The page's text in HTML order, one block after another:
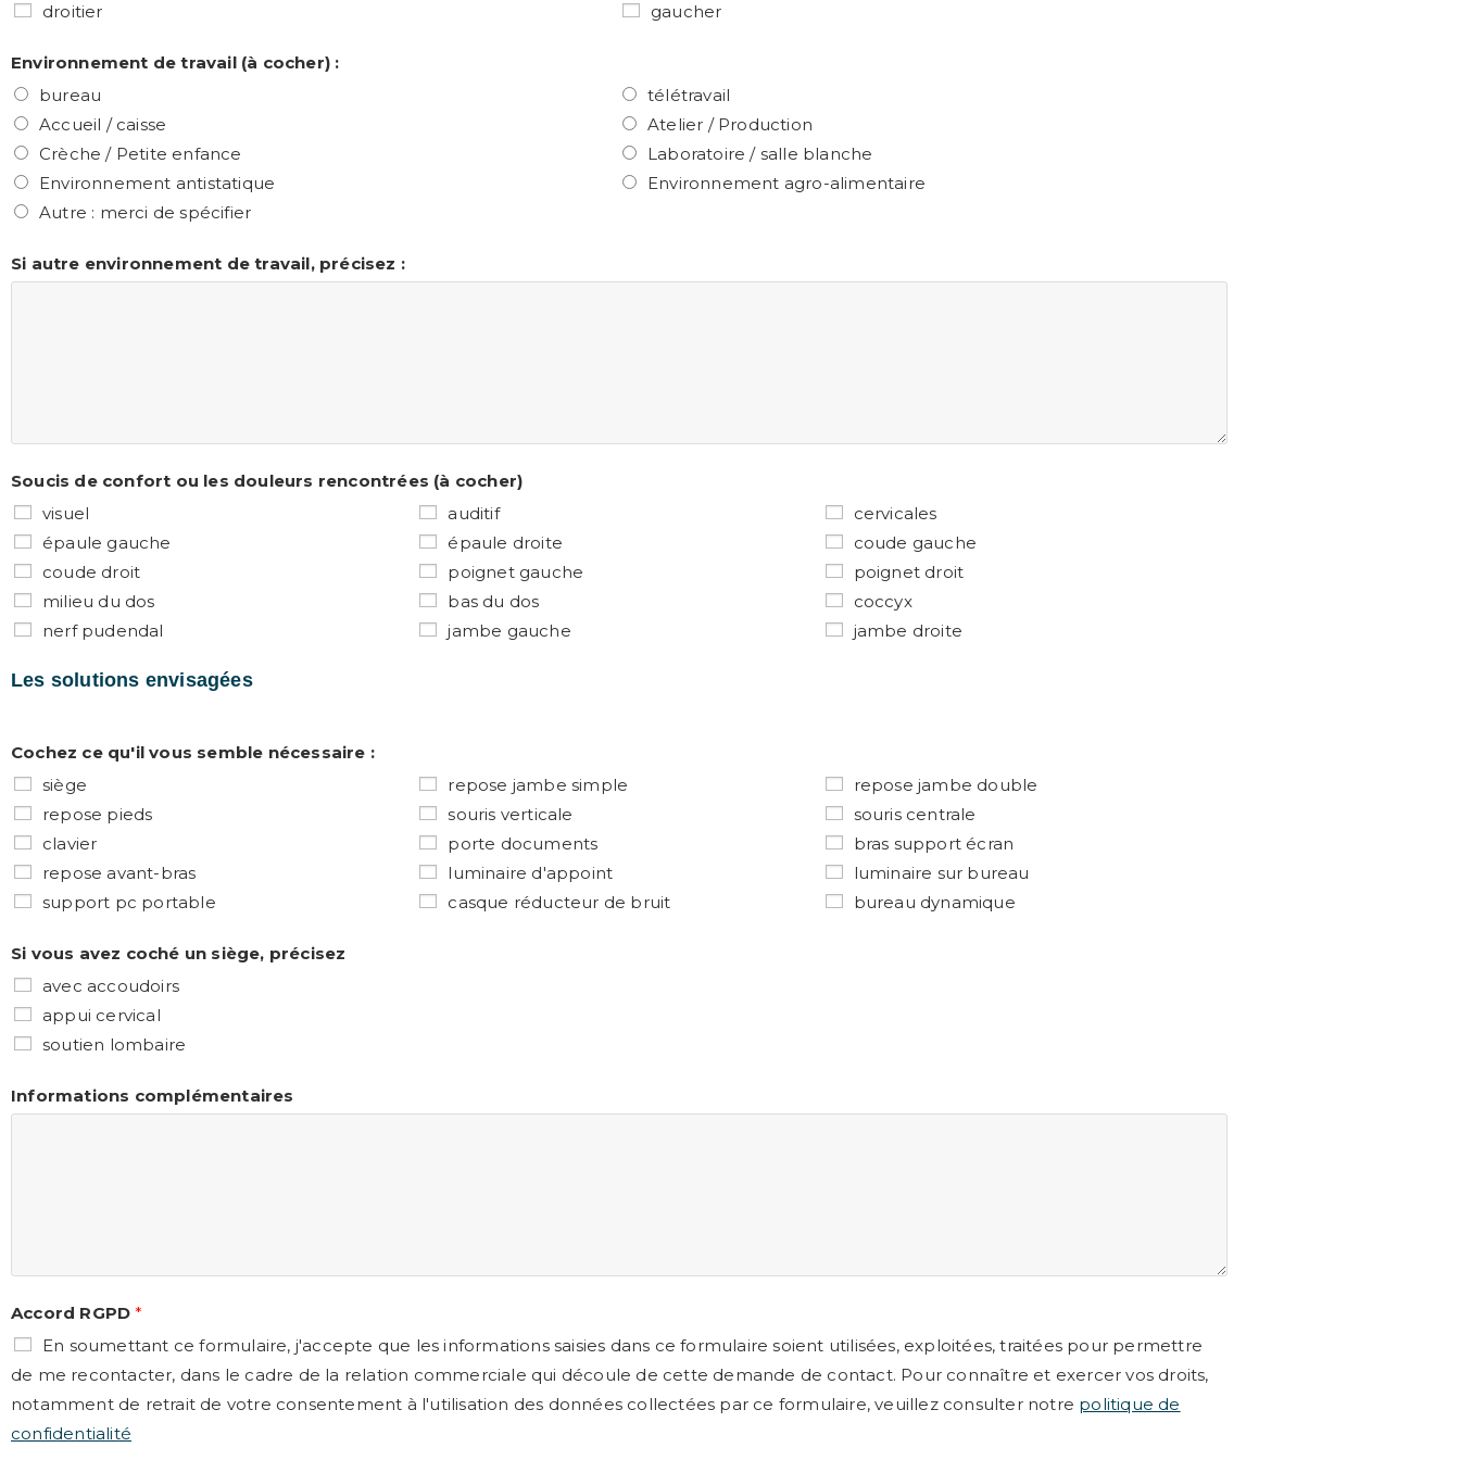
droitier
gaucher
Environnement de travail (à cocher) :
bureau
télétravail
Accueil / caisse
Atelier / Production
Crèche / Petite enfance
Laboratoire / salle blanche
Environnement antistatique
Environnement agro-alimentaire
Autre : merci de spécifier
Si autre environnement de travail, précisez :
Soucis de confort ou les douleurs rencontrées (à cocher)
visuel
auditif
cervicales
épaule gauche
épaule droite
coude gauche
coude droit
poignet gauche
poignet droit
milieu du dos
bas du dos
coccyx
nerf pudendal
jambe gauche jambe droite
Les solutions envisagées
Cochez ce qu'il vous semble nécessaire :
siège
repose jambe simple
repose jambe double
repose pieds
souris verticale
souris centrale
clavier
porte documents
bras support écran
repose avant-bras
luminaire d'appoint
luminaire sur bureau
support pc portable
casque réducteur de bruit bureau dynamique
Si vous avez coché un siège, précisez
avec accoudoirs
appui cervical
soutien lombaire
Informations complémentaires
Accord RGPD*
En soumettant ce formulaire, j'accepte que les informations saisies dans ce formulaire soient utilisées, exploitées, traitées pour permettre
de me recontacter, dans le cadre de la relation commerciale qui découle de cette demande de contact. Pour connaître et exercer vos droits,
notamment de retrait de votre consentement à l'utilisation des données collectées par ce formulaire, veuillez consulter notre politique de
confidentialité